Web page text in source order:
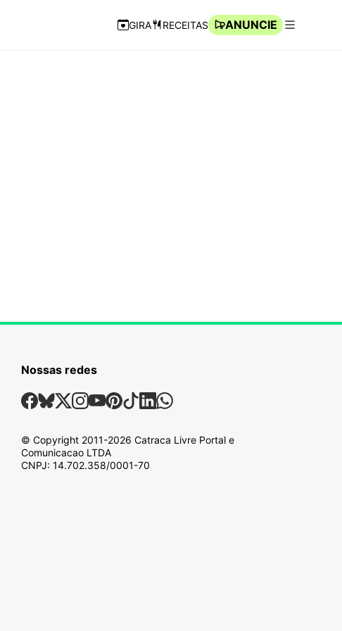
Navegação Rápida
GIRA RECEITAS
ANUNCIE
Nossas redes
Nossas Redes Sociais
Facebook
Bsky
X Instagram
Youtube
Pinterest
TiktokLinkedin
Whatsapp
© Copyright 2011-2026 Catraca Livre Portal e
Comunicacao LTDA
CNPJ: 14.702.358/0001-70